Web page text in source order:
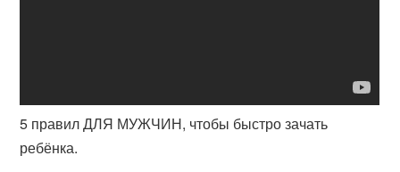
5 правил ДЛЯ МУЖЧИН, чтобы быстро зачать
ребёнка.